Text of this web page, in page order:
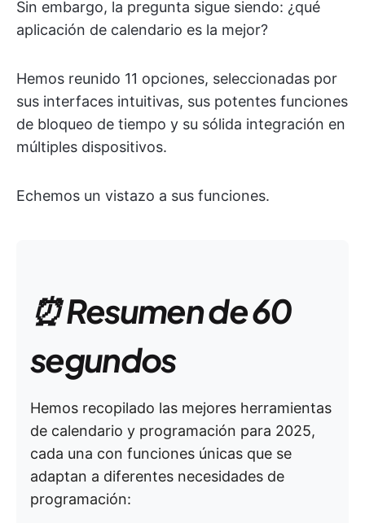
Sin embargo, la pregunta sigue siendo: ¿qué
aplicación de calendario es la mejor?
Hemos reunido 11 opciones, seleccionadas por
sus interfaces intuitivas, sus potentes funciones
de bloqueo de tiempo y su sólida integración en
múltiples dispositivos.
Echemos un vistazo a sus funciones.
⏰ Resumen de 60
segundos
Hemos recopilado las mejores herramientas
de calendario y programación para 2025,
cada una con funciones únicas que se
adaptan a diferentes necesidades de
programación: